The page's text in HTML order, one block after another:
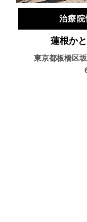
治療
蓮根か
東京都板橋区